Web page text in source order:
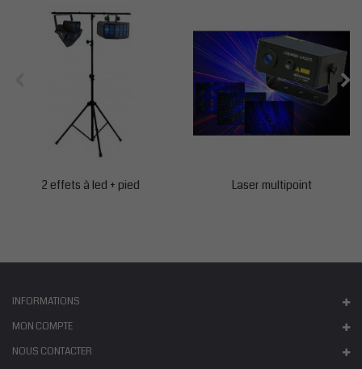
2 effets à led + pied Laser multipoint
INFORMATIONS
MON COMPTE
NOUS CONTACTER